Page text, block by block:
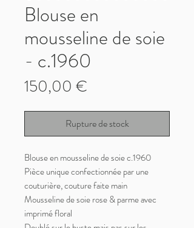
Blouse en
mousseline de soie
- c.1960
150,00 €
Rupture de stock
Blouse en mousseline de soie c.1960
Pièce unique confectionnée par une
couturière, couture faite main
Mousseline de soie rose & parme avec
imprimé floral